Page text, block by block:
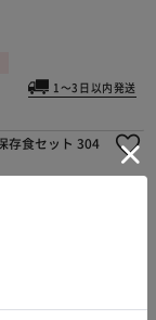
1～3日以内発送
存食セット 304